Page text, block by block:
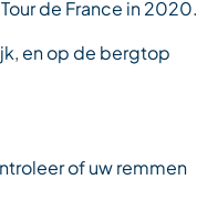
de France in 2020.
en op de bergtop
of uw remmen